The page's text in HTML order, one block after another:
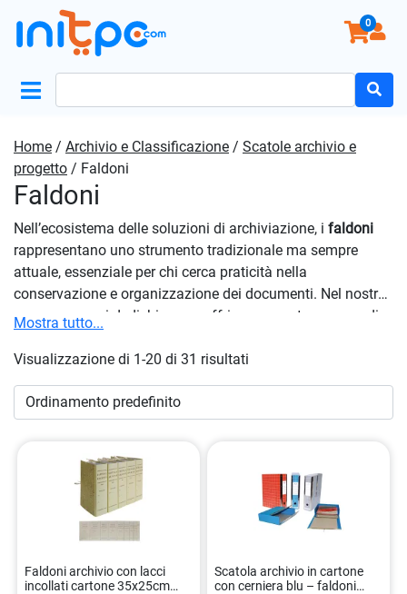
0
Home / Archivio e Classificazione / Scatole archivio e
progetto / Faldoni
Faldoni
Nell’ecosistema delle soluzioni di archiviazione, i faldoni
rappresentano uno strumento tradizionale ma sempre
attuale, essenziale per chi cerca praticità nella
conservazione e organizzazione dei documenti. Nel nostro
e-commerce, ci dedichiamo a offrire una vasta gamma di
significa che, oltre a conservare i tuoi documenti in modo
efficiente, puoi anche dare un tocco di stile al tuo ambiente
di lavoro o studio. Ti invitiamo a navigare nella nostra
categoria difaldonie a scoprire le numerose opzioni
colorate o con dettagli raffinati, siamo certi che troverai il
faldone perfetto per te. Con le nostre soluzioni,
l’archiviazione diventa un’arte combinata con l’efficienza.
Mostra tutto...
Visualizzazione di 1-20 di 31 risultati
Faldoni archivio con lacci
incollati cartone 35x25cm
Scatola archivio in cartone
con cerniera blu – faldoni